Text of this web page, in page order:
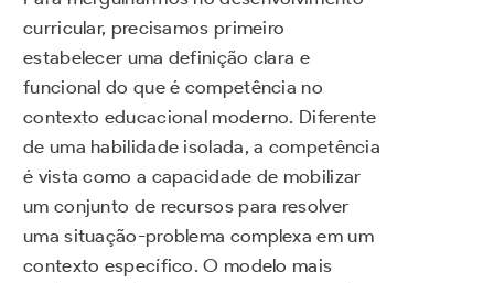
curricular, precisamos primeiro
estabelecer uma definição clara e
funcional do que é competência no
contexto educacional moderno. Diferente
de uma habilidade isolada, a competência
é vista como a capacidade de mobilizar
um conjunto de recursos para resolver
uma situação-problema complexa em um
contexto específico. O modelo mais